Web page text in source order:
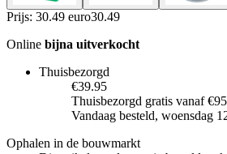
Prijs: 30.49 euro30.49
Online bijna uitverkocht
Thuisbezorgd
€39.95
Thuisbezorgd gratis vanaf
Vandaag besteld, woensdag
Ophalen in de bouwmarkt